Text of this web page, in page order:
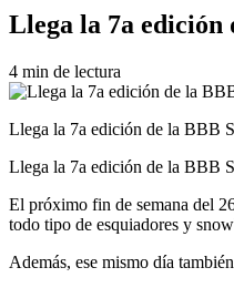
Llega la 7a edición
4 min de lectura
Llega la 7a edición de la BBB
Llega la 7a edición de la BBB
El próximo fin de semana del
todo tipo de esquiadores y
Además, ese mismo día